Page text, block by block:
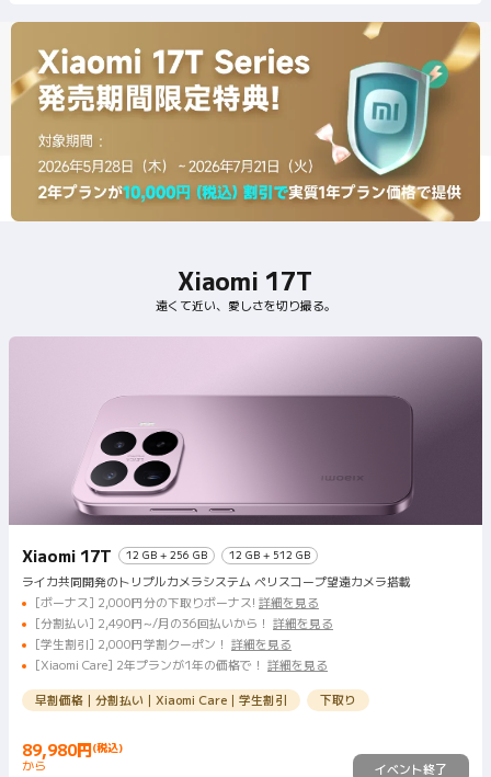
Xiaomi 17T
遠くて近い、愛しさを切り撮る。
Xiaomi 17T 12 GB + 256 GB 12 GB + 512 GB
ライカ共同開発のトリプルカメラシステム ペリスコープ望遠カメラ搭載
[ボーナス] 2,000円分の下取りボーナス! 詳細を見る
[分割払い] 2,490円~/月の36回払いから！
詳細を見る
[学生割引] 2,000円学割クーポン！
詳細を見る
[Xiaomi Care] 2年プランが1年の価格で！
詳細を見る
早割価格｜分割払い｜Xiaomi Care｜学生割引 下取り
89,980円 (税込)
Current Price 円89980
から
イベント終了